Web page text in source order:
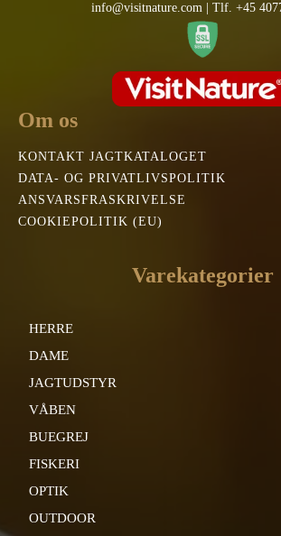
info@visitnature.com | Tlf. +45
Om os
KONTAKT JAGTKATALOGET
DATA- OG PRIVATLIVSPOLITIK
ANSVARSFRASKRIVELSE
COOKIEPOLITIK (EU)
Varekategorier
HERRE
DAME
JAGTUDSTYR
VÅBEN
BUEGREJ
FISKERI
OPTIK
OUTDOOR